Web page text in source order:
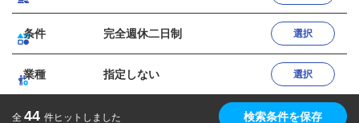
条件 完全週休二日制 選択
業種 指定しない 選択
全 44 件ヒットしました 検索条件を保存